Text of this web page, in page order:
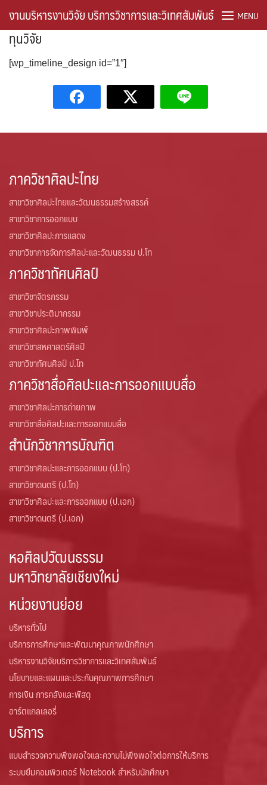
content
About the Journal
Frontpage of research
Home ThaiJo
Sample Page
Timeline
คู่มือการปฏิบัติงาน
ดาวน์โหลด
ดาวน์โหลดเอกสารเพิ่มเติม
ติดต่อเรา
ทุนวิจัย
คณะวิจิตรศิลป์ เปิดรับทุนวิจัย/ ทุนหนังสือ-ตำราปีงบประมาณ 2565
(เพิ่มเติม) 3 ประเภท
ทุนของคณะวิจิตรศิลป์ ปีงบประมาณ 2565
บุคลากร
รายการทรัพย์สินทางปัญญา
วารสารวิจิตรศิลป์ ได้เผยแพร่บทความทางด้านศิลปกรรม ในระบบ
วารสารวิจิตรศิลป์ออนไลน์ (ThaiJO)
หน่วยบริหารงานวิจัย
หน่วยวิเทศสัมพันธ์
ทุนเสนอผลงานวิชาการระดับนานาชาติ ณ ต่างประเทศ (update
มิถุนายน 2569)
โครงการแลกเปลี่ยนนักศึกษา
โครงสร้างองค์กร
งานบริหารงานวิจัย บริการวิชาการและวิเทศสัมพันธ์ MENU
ทุนวิจัย
[wp_timeline_design id=”1″]
ภาควิชาศิลปะไทย
สาขาวิชาศิลปะไทยและวัฒนธรรมสร้างสรรค์
สาขาวิชาการออกแบบ
สาขาวิชาศิลปะการแสดง
สาขาวิชาการจัดการศิลปะและวัฒนธรรม ป.โท
ภาควิชาทัศนศิลป์
สาขาวิชาจิตรกรรม
สาขาวิชาประติมากรรม
สาขาวิชาศิลปะภาพพิมพ์
สาขาวิชาสหศาสตร์ศิลป์
สาขาวิชาทัศนศิลป์ ป.โท
ภาควิชาสื่อศิลปะและการออกแบบสื่อ
สาขาวิชาศิลปะการถ่ายภาพ
สาขาวิชาสื่อศิลปะและการออกแบบสื่อ
สำนักวิชาการบัณฑิต
สาขาวิชาศิลปะและการออกแบบ (ป.โท)
สาขาวิชาดนตรี (ป.โท)
สาขาวิชาศิลปะและการออกแบบ (ป.เอก)
สาขาวิชาดนตรี (ป.เอก)
หอศิลปวัฒนธรรม
มหาวิทยาลัยเชียงใหม่
หน่วยงานย่อย
บริหารทั่วไป
บริการการศึกษาและพัฒนาคุณภาพนักศึกษา
บริหารงานวิจัยบริการวิชาการและวิเทศสัมพันธ์
นโยบายและแผนและประกันคุณภาพการศึกษา
การเงิน การคลังและพัสดุ
อาร์ตแกลเลอรี่
บริการ
แบบสำรวจความพึงพอใจและความไม่พึงพอใจต่อการให้บริการ
ระบบยืมคอมพิวเตอร์ Notebook สำหรับนักศึกษา